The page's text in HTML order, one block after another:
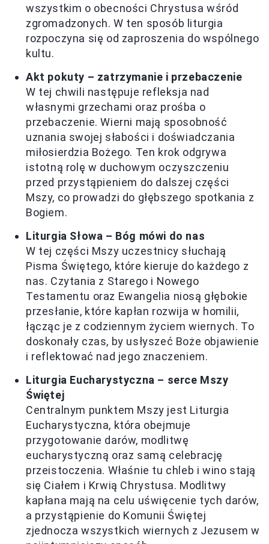
wszystkim o obecności Chrystusa wśród
zgromadzonych. W ten sposób liturgia
rozpoczyna się od zaproszenia do wspólnego
kultu.
Akt pokuty – zatrzymanie i przebaczenie
W tej chwili następuje refleksja nad
własnymi grzechami oraz prośba o
przebaczenie. Wierni mają sposobność
uznania swojej słabości i doświadczania
miłosierdzia Bożego. Ten krok odgrywa
istotną rolę w duchowym oczyszczeniu
przed przystąpieniem do dalszej części
Mszy, co prowadzi do głębszego spotkania z
Bogiem.
Liturgia Słowa – Bóg mówi do nas
W tej części Mszy uczestnicy słuchają
Pisma Świętego, które kieruje do każdego z
nas. Czytania z Starego i Nowego
Testamentu oraz Ewangelia niosą głębokie
przesłanie, które kapłan rozwija w homilii,
łącząc je z codziennym życiem wiernych. To
doskonały czas, by usłyszeć Boże objawienie
i reflektować nad jego znaczeniem.
Liturgia Eucharystyczna – serce Mszy
Świętej
Centralnym punktem Mszy jest Liturgia
Eucharystyczna, która obejmuje
przygotowanie darów, modlitwę
eucharystyczną oraz samą celebrację
przeistoczenia. Właśnie tu chleb i wino stają
się Ciałem i Krwią Chrystusa. Modlitwy
kapłana mają na celu uświęcenie tych darów,
a przystąpienie do Komunii Świętej
zjednocza wszystkich wiernych z Jezusem w